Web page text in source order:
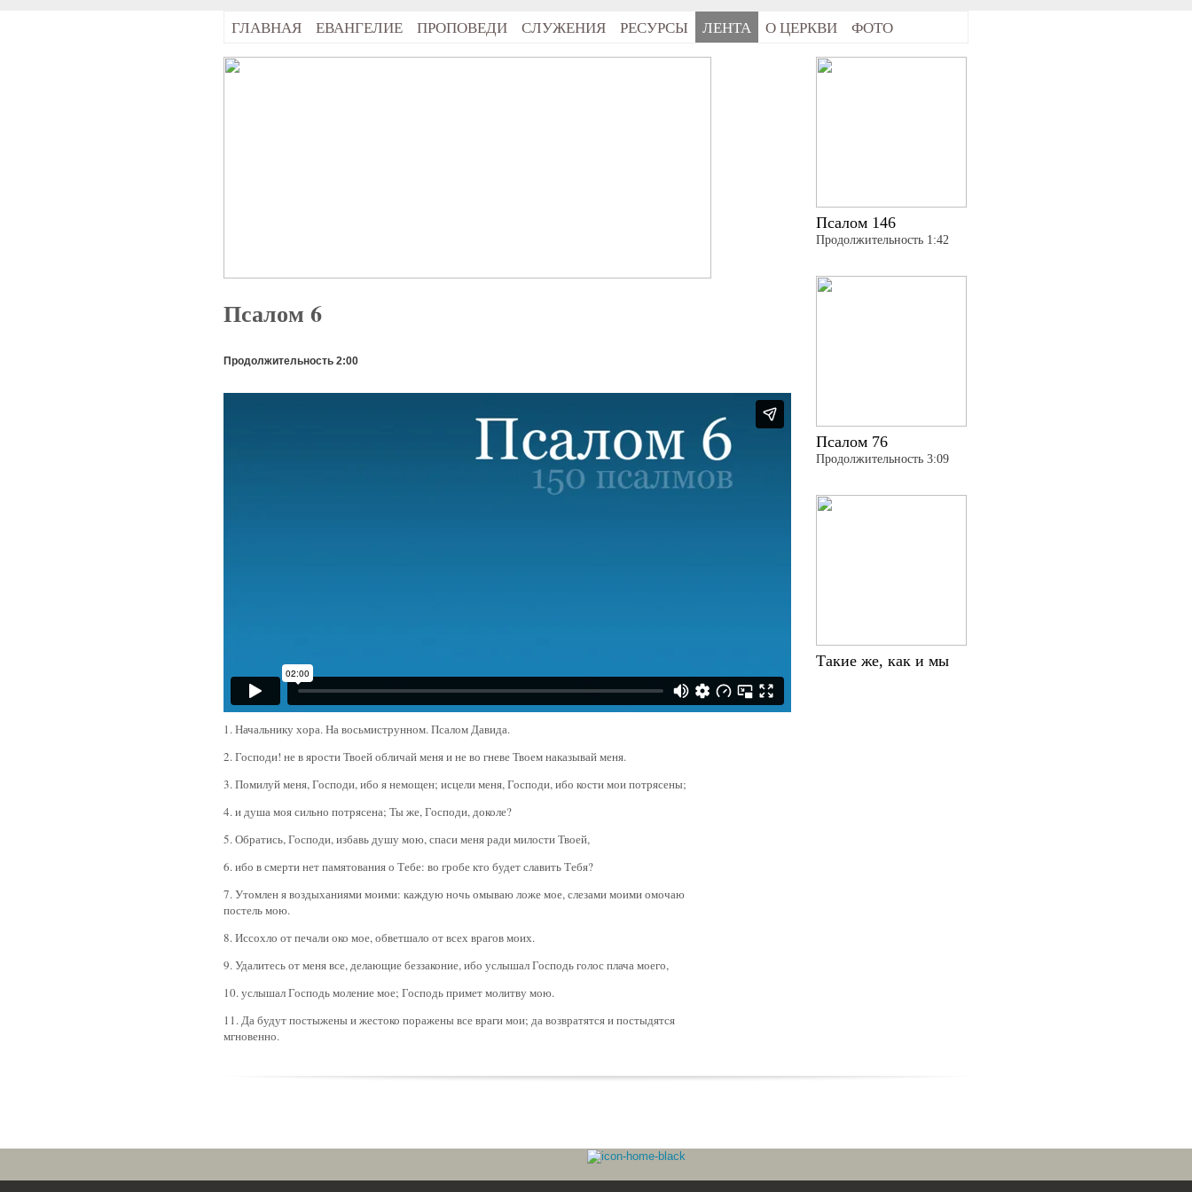
ГЛАВНАЯ ЕВАНГЕЛИЕ ПРОПОВЕДИ СЛУЖЕНИЯ РЕСУРСЫ ЛЕНТА О ЦЕРКВИ ФОТО
Псалом 6
Продолжительность 2:00
1. Начальнику хора. На восьмиструнном. Псалом Давида.
2. Господи! не в ярости Твоей обличай меня и не во гневе Твоем наказывай меня.
3. Помилуй меня, Господи, ибо я немощен; исцели меня, Господи, ибо кости мои потрясены;
4. и душа моя сильно потрясена; Ты же, Господи, доколе?
5. Обратись, Господи, избавь душу мою, спаси меня ради милости Твоей,
6. ибо в смерти нет памятования о Тебе: во гробе кто будет славить Тебя?
7. Утомлен я воздыханиями моими: каждую ночь омываю ложе мое, слезами моими омочаю
постель мою.
8. Иссохло от печали око мое, обветшало от всех врагов моих.
9. Удалитесь от меня все, делающие беззаконие, ибо услышал Господь голос плача моего,
10. услышал Господь моление мое; Господь примет молитву мою.
11. Да будут постыжены и жестоко поражены все враги мои; да возвратятся и постыдятся
мгновенно.
Псалом 146
Продолжительность 1:42
Псалом 76
Продолжительность 3:09
Такие же, как и мы